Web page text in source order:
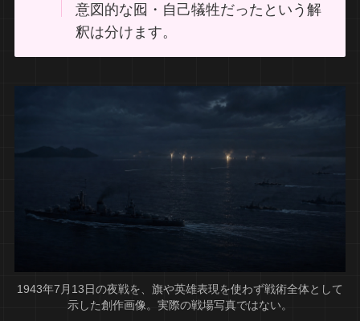
意図的な囮・自己犠牲だったという解
釈は分けます。
1943年7月13日の夜戦を、旗や英雄表現を使わず戦術全体として
示した創作画像。実際の戦場写真ではない。